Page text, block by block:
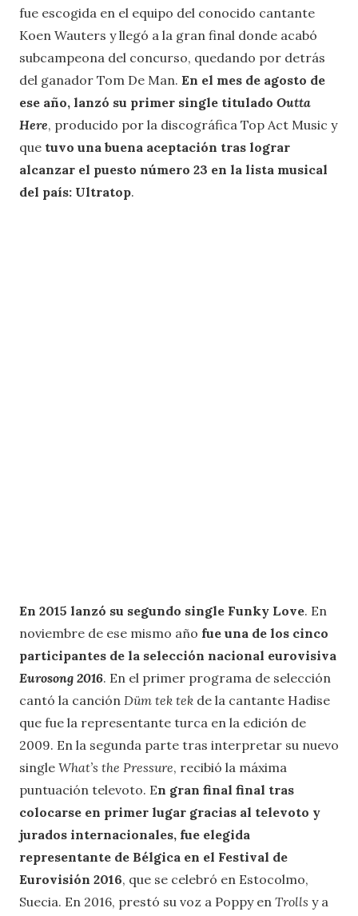
fue escogida en el equipo del conocido cantante
Koen Wauters y llegó a la gran final donde acabó
subcampeona del concurso, quedando por detrás
del ganador Tom De Man. En el mes de agosto de
ese año, lanzó su primer single titulado Outta
Here, producido por la discográfica Top Act Music y
que tuvo una buena aceptación tras lograr
alcanzar el puesto número 23 en la lista musical
del país: Ultratop.
En 2015 lanzó su segundo single Funky Love. En
noviembre de ese mismo año fue una de los cinco
participantes de la selección nacional eurovisiva
Eurosong 2016. En el primer programa de selección
cantó la canción Düm tek tek de la cantante Hadise
que fue la representante turca en la edición de
2009. En la segunda parte tras interpretar su nuevo
single What’s the Pressure, recibió la máxima
puntuación televoto. En gran final final tras
colocarse en primer lugar gracias al televoto y
jurados internacionales, fue elegida
representante de Bélgica en el Festival de
Eurovisión 2016, que se celebró en Estocolmo,
Suecia. En 2016, prestó su voz a Poppy en Trolls y a